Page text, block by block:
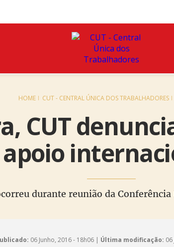
HOME CUT - CENTRAL ÚNICA DOS TRABALHADORES
CUT
apoio
durante reunião da
06 Junho, 2016 - 18h06 | Última modificação: